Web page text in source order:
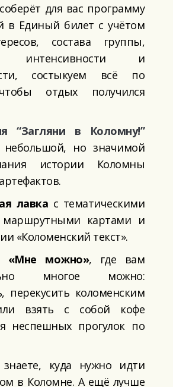
для вас программу
в Единый билет с учётом
состава группы,
интенсивности и
состыкуем всё по
отдых получился
“Загляни в Коломну!”
небольшой, но значимой
истории Коломны
лавка с тематическими
маршрутными картами и
«Коломенский текст».
«Мне можно», где вам
многое можно:
перекусить коломенским
взять с собой кофе
неспешных прогулок по
куда нужно идти
в Коломне. А ещё лучше